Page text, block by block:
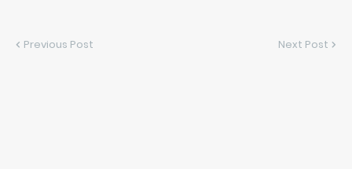
Previous Post Next Post